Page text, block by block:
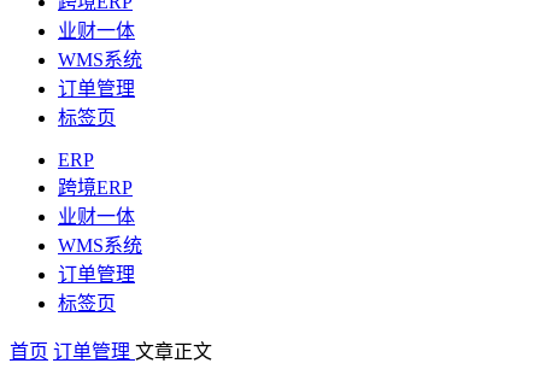
业财一体
WMS系统
订单管理
标签页
ERP
跨境ERP
业财一体
WMS系统
订单管理
标签页
首页 订单管理 文章正文